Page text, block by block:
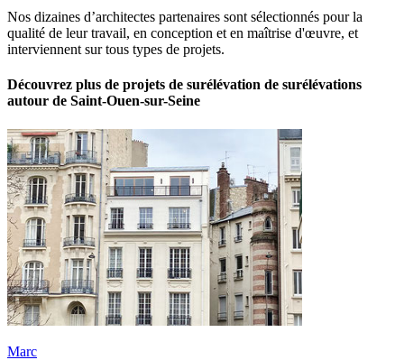
Nos dizaines d’architectes partenaires sont sélectionnés pour la
qualité de leur travail, en conception et en maîtrise d'œuvre, et
interviennent sur tous types de projets.
Découvrez plus de projets de surélévation de surélévations
autour de Saint-Ouen-sur-Seine
Marc